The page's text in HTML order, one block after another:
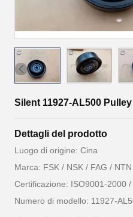
Silent 11927-AL500
Dettagli del prodotto
Luogo di origine: Cina
Marca: FSK / NSK / FAG /
Certificazione: ISO9001-2000 /
Numero di modello: 11927-